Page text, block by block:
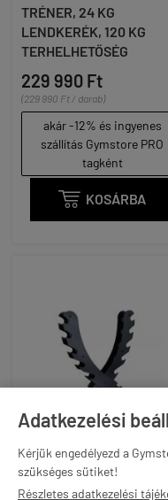
Adatkezelési
Kérjük engedélyezd a
szükséges sütiket!
Részletes adatkezelési
TRÉNER, 24 KG
LENDKERÉK, 120 KG
TERHELHETŐSÉG
229 990 Ft
(229 990 Ft / darab)
akár -12% és ingyenes
szállítás Gymstore PRO
tagként
 KOSÁRBA